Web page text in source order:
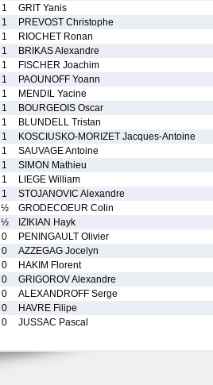
1
GRIT Yanis
1
PREVOST Christophe
1
RIOCHET Ronan
1
BRIKAS Alexandre
1
FISCHER Joachim
1
PAOUNOFF Yoann
1
MENDIL Yacine
1
BOURGEOIS Oscar
1
BLUNDELL Tristan
1
KOSCIUSKO-MORIZET Jacques-Antoine
1
SAUVAGE Antoine
1
SIMON Mathieu
1
LIEGE William
1
STOJANOVIC Alexandre
½
GRODECOEUR Colin
½
IZIKIAN Hayk
0
PENINGAULT Olivier
0
AZZEGAG Jocelyn
0
HAKIM Florent
0
GRIGOROV Alexandre
0
ALEXANDROFF Serge
0
HAVRE Filipe
0 JUSSAC Pascal